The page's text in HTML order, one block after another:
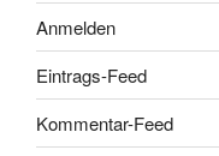
Anmelden
Eintrags-Feed
Kommentar-Feed